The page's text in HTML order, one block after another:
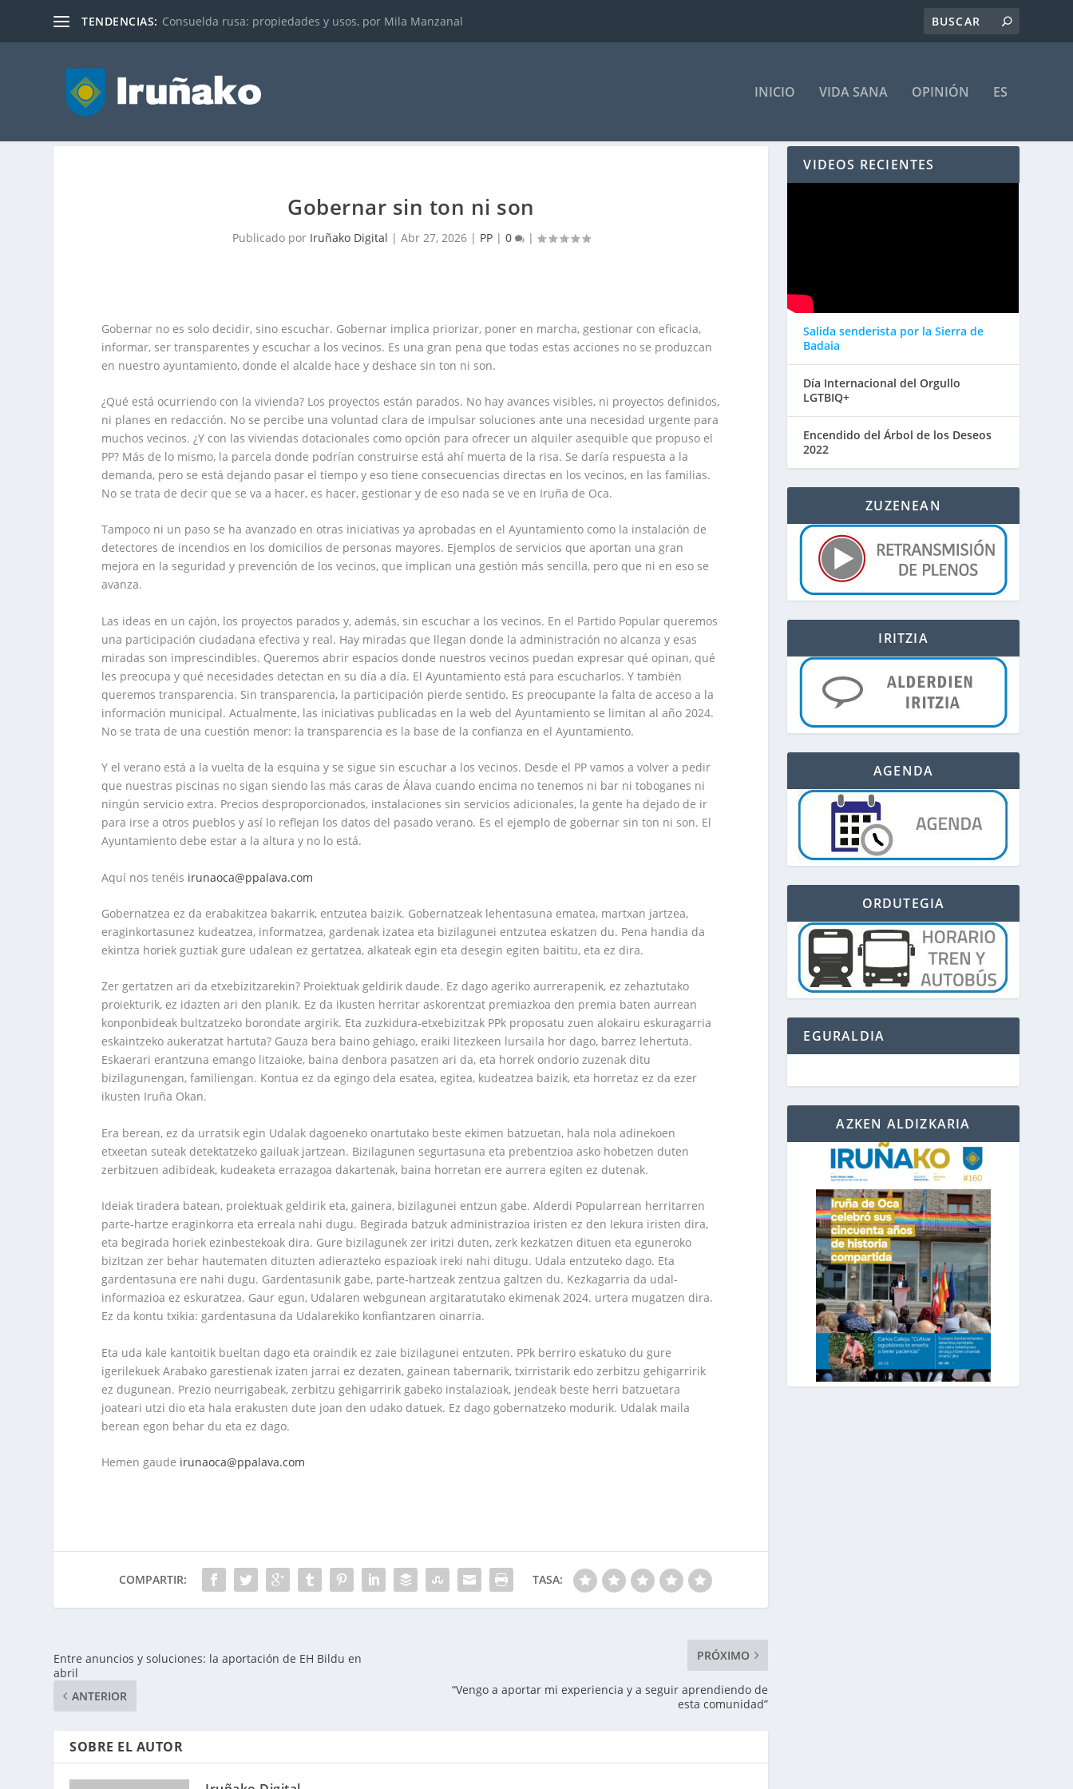
TENDENCIAS: Consuelda rusa: propiedades y usos, por Mila Manzanal
INICIO VIDA SANA OPINIÓN ES
Gobernar sin ton ni son
Publicado por Iruñako Digital | Abr 27, 2026| PP| 0 |
Gobernar no es solo decidir, sino escuchar. Gobernar implica priorizar, poner en marcha, gestionar con eficacia,
informar, ser transparentes y escuchar a los vecinos. Es una gran pena que todas estas acciones no se produzcan
en nuestro ayuntamiento, donde el alcalde hace y deshace sin ton ni son.
¿Qué está ocurriendo con la vivienda? Los proyectos están parados. No hay avances visibles, ni proyectos definidos,
ni planes en redacción. No se percibe una voluntad clara de impulsar soluciones ante una necesidad urgente para
muchos vecinos. ¿Y con las viviendas dotacionales como opción para ofrecer un alquiler asequible que propuso el
PP? Más de lo mismo, la parcela donde podrían construirse está ahí muerta de la risa. Se daría respuesta a la
demanda, pero se está dejando pasar el tiempo y eso tiene consecuencias directas en los vecinos, en las familias.
No se trata de decir que se va a hacer, es hacer, gestionar y de eso nada se ve en Iruña de Oca.
Tampoco ni un paso se ha avanzado en otras iniciativas ya aprobadas en el Ayuntamiento como la instalación de
detectores de incendios en los domicilios de personas mayores. Ejemplos de servicios que aportan una gran
mejora en la seguridad y prevención de los vecinos, que implican una gestión más sencilla, pero que ni en eso se
avanza.
Las ideas en un cajón, los proyectos parados y, además, sin escuchar a los vecinos. En el Partido Popular queremos
una participación ciudadana efectiva y real. Hay miradas que llegan donde la administración no alcanza y esas
miradas son imprescindibles. Queremos abrir espacios donde nuestros vecinos puedan expresar qué opinan, qué
les preocupa y qué necesidades detectan en su día a día. El Ayuntamiento está para escucharlos. Y también
queremos transparencia. Sin transparencia, la participación pierde sentido. Es preocupante la falta de acceso a la
información municipal. Actualmente, las iniciativas publicadas en la web del Ayuntamiento se limitan al año 2024.
No se trata de una cuestión menor: la transparencia es la base de la confianza en el Ayuntamiento.
Y el verano está a la vuelta de la esquina y se sigue sin escuchar a los vecinos. Desde el PP vamos a volver a pedir
que nuestras piscinas no sigan siendo las más caras de Álava cuando encima no tenemos ni bar ni toboganes ni
ningún servicio extra. Precios desproporcionados, instalaciones sin servicios adicionales, la gente ha dejado de ir
para irse a otros pueblos y así lo reflejan los datos del pasado verano. Es el ejemplo de gobernar sin ton ni son. El
Ayuntamiento debe estar a la altura y no lo está.
Aquí nos tenéis irunaoca@ppalava.com
Gobernatzea ez da erabakitzea bakarrik, entzutea baizik. Gobernatzeak lehentasuna ematea, martxan jartzea,
eraginkortasunez kudeatzea, informatzea, gardenak izatea eta bizilagunei entzutea eskatzen du. Pena handia da
ekintza horiek guztiak gure udalean ez gertatzea, alkateak egin eta desegin egiten baititu, eta ez dira.
Zer gertatzen ari da etxebizitzarekin? Proiektuak geldirik daude. Ez dago ageriko aurrerapenik, ez zehaztutako
proiekturik, ez idazten ari den planik. Ez da ikusten herritar askorentzat premiazkoa den premia baten aurrean
konponbideak bultzatzeko borondate argirik. Eta zuzkidura-etxebizitzak PPk proposatu zuen alokairu eskuragarria
eskaintzeko aukeratzat hartuta? Gauza bera baino gehiago, eraiki litezkeen lursaila hor dago, barrez lehertuta.
Eskaerari erantzuna emango litzaioke, baina denbora pasatzen ari da, eta horrek ondorio zuzenak ditu
bizilagunengan, familiengan. Kontua ez da egingo dela esatea, egitea, kudeatzea baizik, eta horretaz ez da ezer
ikusten Iruña Okan.
Era berean, ez da urratsik egin Udalak dagoeneko onartutako beste ekimen batzuetan, hala nola adinekoen
etxeetan suteak detektatzeko gailuak jartzean. Bizilagunen segurtasuna eta prebentzioa asko hobetzen duten
zerbitzuen adibideak, kudeaketa errazagoa dakartenak, baina horretan ere aurrera egiten ez dutenak.
Ideiak tiradera batean, proiektuak geldirik eta, gainera, bizilagunei entzun gabe. Alderdi Popularrean herritarren
parte-hartze eraginkorra eta erreala nahi dugu. Begirada batzuk administrazioa iristen ez den lekura iristen dira,
eta begirada horiek ezinbestekoak dira. Gure bizilagunek zer iritzi duten, zerk kezkatzen dituen eta eguneroko
bizitzan zer behar hautematen dituzten adierazteko espazioak ireki nahi ditugu. Udala entzuteko dago. Eta
gardentasuna ere nahi dugu. Gardentasunik gabe, parte-hartzeak zentzua galtzen du. Kezkagarria da udal-
informazioa ez eskuratzea. Gaur egun, Udalaren webgunean argitaratutako ekimenak 2024. urtera mugatzen dira.
Ez da kontu txikia: gardentasuna da Udalarekiko konfiantzaren oinarria.
Eta uda kale kantoitik bueltan dago eta oraindik ez zaie bizilagunei entzuten. PPk berriro eskatuko du gure
igerilekuek Arabako garestienak izaten jarrai ez dezaten, gainean tabernarik, txirristarik edo zerbitzu gehigarririk
ez dugunean. Prezio neurrigabeak, zerbitzu gehigarririk gabeko instalazioak, jendeak beste herri batzuetara
joateari utzi dio eta hala erakusten dute joan den udako datuek. Ez dago gobernatzeko modurik. Udalak maila
berean egon behar du eta ez dago.
Hemen gaude irunaoca@ppalava.com
COMPARTIR: TASA:
Entre anuncios y soluciones: la aportación de EH Bildu en
abril
ANTERIOR
PRÓXIMO
“Vengo a aportar mi experiencia y a seguir aprendiendo de
esta comunidad”
SOBRE EL AUTOR
VIDEOS RECIENTES
Salida senderista por la Sierra de
Badaia
Día Internacional del Orgullo
LGTBIQ+
Encendido del Árbol de los Deseos
2022
ZUZENEAN
IRITZIA
AGENDA
ORDUTEGIA
EGURALDIA
AZKEN ALDIZKARIA